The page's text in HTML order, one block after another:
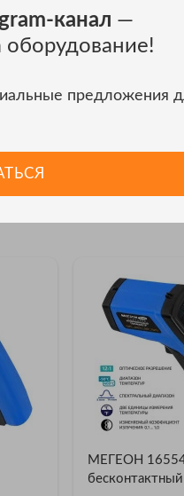
МЕГЕОН
канал —
оборудование!
предложения